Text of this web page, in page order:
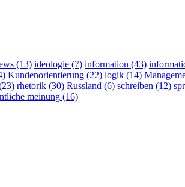
(13) ideologie (7) information (43)
Kundenorientierung (22) logik (14)
rhetorik (30) Russland (6) schreiben (12)
meinung (16)